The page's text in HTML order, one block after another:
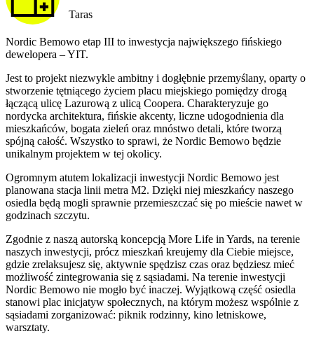
Taras
Nordic Bemowo etap III to inwestycja największego fińskiego
dewelopera – YIT.
Jest to projekt niezwykle ambitny i dogłębnie przemyślany, oparty o
stworzenie tętniącego życiem placu miejskiego pomiędzy drogą
łączącą ulicę Lazurową z ulicą Coopera. Charakteryzuje go
nordycka architektura, fińskie akcenty, liczne udogodnienia dla
mieszkańców, bogata zieleń oraz mnóstwo detali, które tworzą
spójną całość. Wszystko to sprawi, że Nordic Bemowo będzie
unikalnym projektem w tej okolicy.
Ogromnym atutem lokalizacji inwestycji Nordic Bemowo jest
planowana stacja linii metra M2. Dzięki niej mieszkańcy naszego
osiedla będą mogli sprawnie przemieszczać się po mieście nawet w
godzinach szczytu.
Zgodnie z naszą autorską koncepcją More Life in Yards, na terenie
naszych inwestycji, prócz mieszkań kreujemy dla Ciebie miejsce,
gdzie zrelaksujesz się, aktywnie spędzisz czas oraz będziesz mieć
możliwość zintegrowania się z sąsiadami. Na terenie inwestycji
Nordic Bemowo nie mogło być inaczej. Wyjątkową część osiedla
stanowi plac inicjatyw społecznych, na którym możesz wspólnie z
sąsiadami zorganizować: piknik rodzinny, kino letniskowe,
warsztaty.